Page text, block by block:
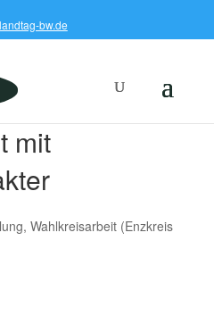
bw.de
mit
, Wahlkreisarbeit (Enzkreis